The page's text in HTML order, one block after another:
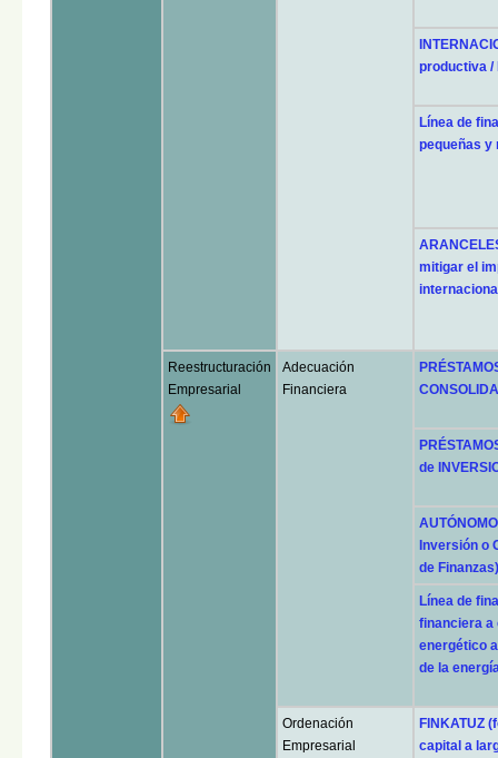
productiva /
Línea de
pequeñas y
mitigar el
Reestructuración
Empresarial
Adecuación
Financiera
de
Inversión o
de Finanzas)
Línea de
financiera a
energético
de la
Ordenación
Empresarial
FINKATUZ
capital a